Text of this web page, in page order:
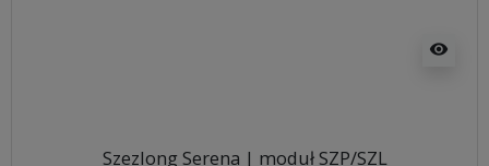
visibility
Szezlong Serena | moduł SZP/SZL